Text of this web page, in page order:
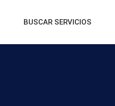
BUSCAR SERVICIOS